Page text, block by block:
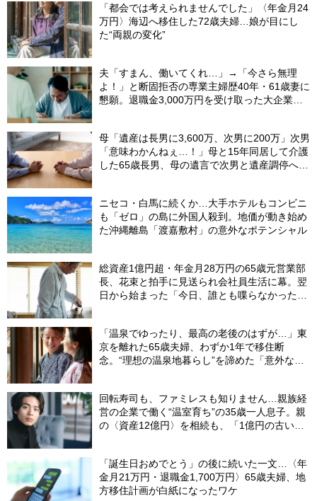
「都会では考えられませんでした」〈年金月24
万円〉海辺へ移住した72歳夫婦…娘が目にし
た“両親の変化”
夫「すまん、働いてくれ…」→「今さら無理
よ！」と断固拒否の専業主婦歴40年・61歳妻に
懇願。退職金3,000万円を受け取った大企業元
母「遺産は長男に3,600万、次男に200万」次男
「意味わかんねぇ…！」母と15年同居して介護
した65歳長男、母の遺言で次男と遺産調停へ＜
ニセコ・白馬に続くか…大手ホテルもコンビニ
も「ゼロ」の島に外国人殺到。地価が動き始め
た沖縄離島「渡嘉敷村」の意外なポテンシャル
総資産1億円超・年金月28万円の65歳元営業部
長、花束と拍手に見送られ会社員生活に幕。翌
日から始まった「今日、誰とも喋らなかった」
「温泉でゆったり、最高の老後のはずが…」東
京を離れた65歳夫婦、わずか1年で移住断
念。“理想の温泉地暮らし”を諦めた「意外な理
回転寿司も、ファミレスも知りません…親族経
営の企業で働く“温室育ち”の35歳一人息子。親
の〈資産12億円〉を相続も、「1億円の古いビ
「誕生日おめでとう」の後に続いた一文…〈年
金月21万円・退職金1,700万円〉65歳夫婦、地
方移住計画が白紙になったワケ